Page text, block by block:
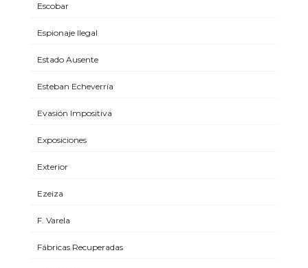
Escobar
Espionaje Ilegal
Estado Ausente
Esteban Echeverría
Evasión Impositiva
Exposiciones
Exterior
Ezeiza
F. Varela
Fábricas Recuperadas